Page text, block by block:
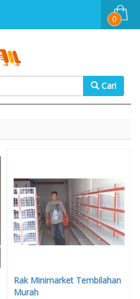
Cari
0
Rak Minimarket Tembilahan
Murah